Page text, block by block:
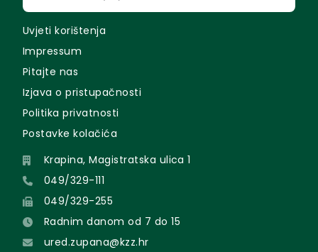
Uvjeti korištenja
Impressum
Pitajte nas
Izjava o pristupačnosti
Politika privatnosti
Postavke kolačića
Krapina, Magistratska ulica 1
049/329-111
049/329-255
Radnim danom od 7 do 15
ured.zupana@kzz.hr